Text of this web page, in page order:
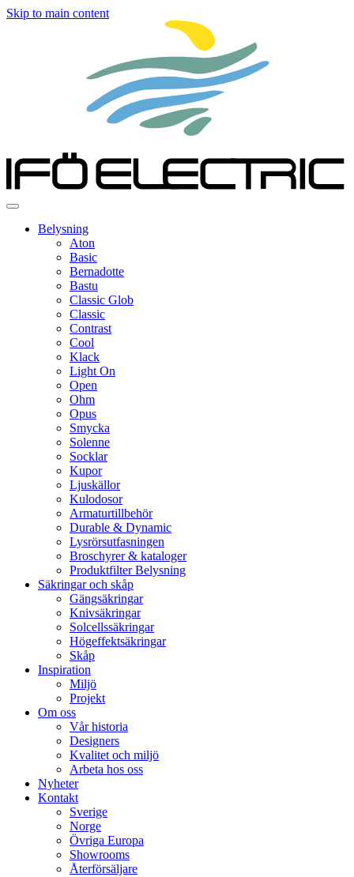
Skip to main content
Belysning
Aton
Basic
Bernadotte
Bastu
Classic Glob
Classic
Contrast
Cool
Klack
Light On
Open
Ohm
Opus
Smycka
Solenne
Socklar
Kupor
Ljuskällor
Kulodosor
Armaturtillbehör
Durable & Dynamic
Lysrörsutfasningen
Broschyrer & kataloger
Produktfilter Belysning
Säkringar och skåp
Gängsäkringar
Knivsäkringar
Solcellssäkringar
Högeffektsäkringar
Skåp
Inspiration
Miljö
Projekt
Om oss
Vår historia
Designers
Kvalitet och miljö
Arbeta hos oss
Nyheter
Kontakt
Sverige
Norge
Övriga Europa
Showrooms
Återförsäljare